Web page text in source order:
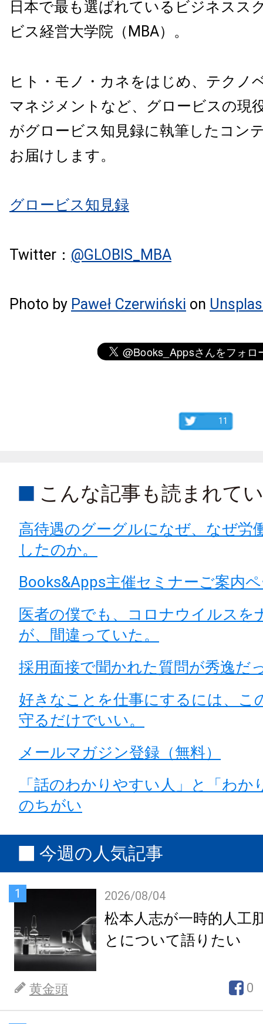
日本で最も選ばれているビジネスス
ビス経営大学院（MBA）。
ヒト・モノ・カネをはじめ、テクノ
マネジメントなど、グロービスの現
がグロービス知見録に執筆したコン
お届けします。
グロービス知見録
Twitter： @GLOBIS_MBA
Photo by Paweł Czerwiński on
11
こんな記事も読まれて
高待遇のグーグルになぜ、なぜ労
したのか。
Books&Apps主催セミナーご案内
医者の僕でも、コロナウイルスを
が、間違っていた。
採用面接で聞かれた質問が秀逸だ
好きなことを仕事にするには、こ
守るだけでいい。
メールマガジン登録（無料）
「話のわかりやすい人」と「わか
のちがい
今週の人気記事
1 2026/08/04
松本人志が一時的人工
とについて語りたい
黄金頭 0